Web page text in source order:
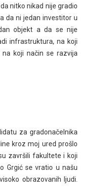
nitko nikad nije gradio
da ni jedan investitor u
objekt a da se nije
infrastruktura, na koji
koji način se razvija
za gradonačelnika
kroz moj ured prošlo
završili fakultete i koji
Grgić se vratio u našu
obrazovanih ljudi.